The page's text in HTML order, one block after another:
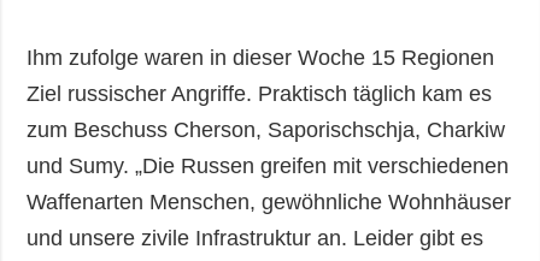
Ihm zufolge waren in dieser Woche 15 Regionen
Ziel russischer Angriffe. Praktisch täglich kam es
zum Beschuss Cherson, Saporischschja, Charkiw
und Sumy. „Die Russen greifen mit verschiedenen
Waffenarten Menschen, gewöhnliche Wohnhäuser
und unsere zivile Infrastruktur an. Leider gibt es